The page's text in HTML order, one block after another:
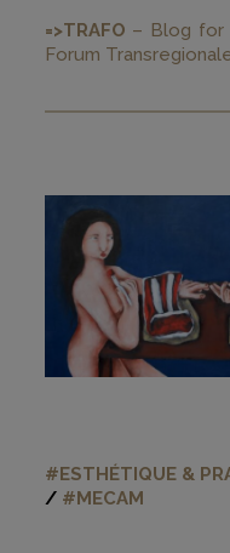
=>TRAFO – Blog for
Forum
#ESTHÉTIQUE &
/ #MECAM